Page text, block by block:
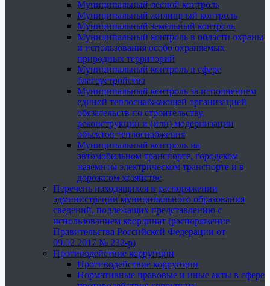
Муниципальный лесной контроль
Муниципальный жилищный контроль
Муниципальный земельный контроль
Муниципальный контроль в области охраны
и использования особо охраняемых
природных территорий
Муниципальный контроль в сфере
благоустройства
Муниципальный контроль за исполнением
единой теплоснабжающей организацией
обязательств по строительству,
реконструкции и (или) модернизации
объектов теплоснабжения
Муниципальный контроль на
автомобильном транспорте, городском
наземном электрическом транспорте и в
дорожном хозяйстве
Перечень находящихся в распоряжении
администрации муниципального образования
сведений, подлежащих представлению с
использованием координат (распоряжение
Правительства Российской Федерации от
09.02.2017 № 232-р)
Противодействие коррупции
Противодействие коррупции
Нормативные правовые и иные акты в сфере